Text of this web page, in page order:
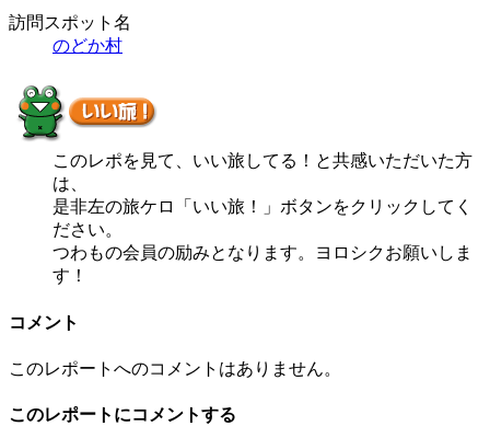
訪問スポット名
のどか村
このレポを見て、いい旅してる！と共感いただいた方
は、
是非左の旅ケロ「いい旅！」ボタンをクリックしてく
ださい。
つわもの会員の励みとなります。ヨロシクお願いしま
す！
コメント
このレポートへのコメントはありません。
このレポートにコメントする